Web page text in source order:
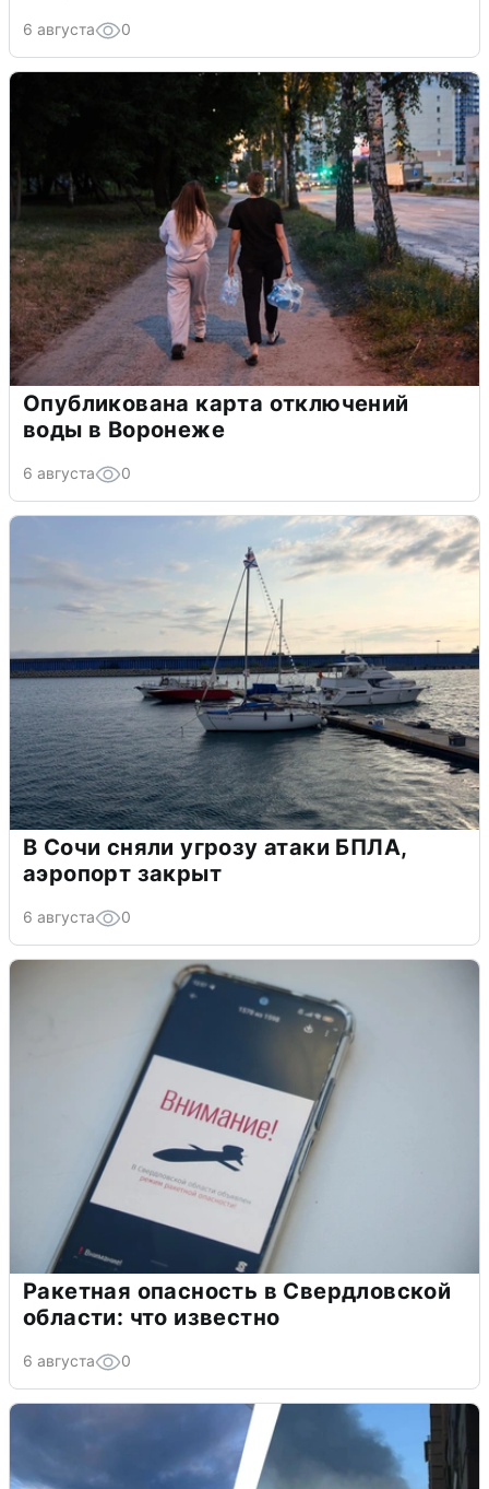
6 августа 0
Опубликована карта отключений
воды в Воронеже
6 августа 0
В Сочи сняли угрозу атаки БПЛА,
аэропорт закрыт
6 августа 0
Ракетная опасность в Свердловской
области: что известно
6 августа 0